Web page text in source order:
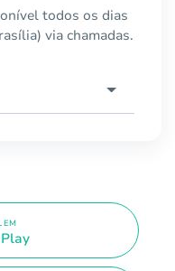
todos os dias
via chamadas.
EM